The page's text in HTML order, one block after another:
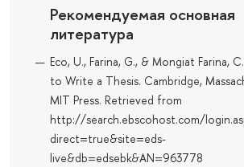
Рекомендуемая основная
литература
Eco, U., Farina, G., & Mongiat Farina,
to Write a Thesis. Cambridge,
MIT Press. Retrieved from
http://search.ebscohost.com/
direct=true&site=eds-
live&db=edsebk&AN=963778